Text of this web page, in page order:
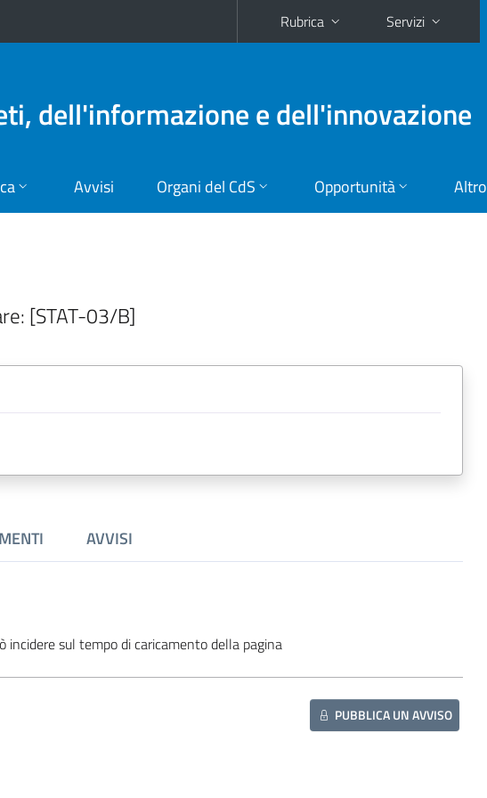
Rubrica Servizi
dell'informazione e dell'innovazione
Avvisi Organi del CdS Opportunità Altro
[STAT-03/B]
AVVISI
incidere sul tempo di caricamento della pagina
PUBBLICA UN AVVISO